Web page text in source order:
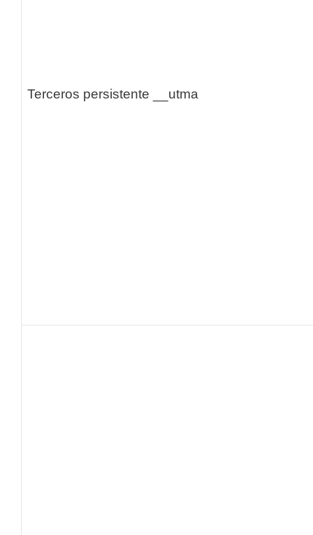
Terceros persistente __utma